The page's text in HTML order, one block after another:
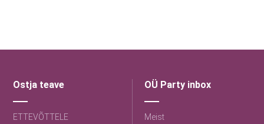
Ostja teave
ETTEVÕTTELE
OÜ Party inbox
Meist